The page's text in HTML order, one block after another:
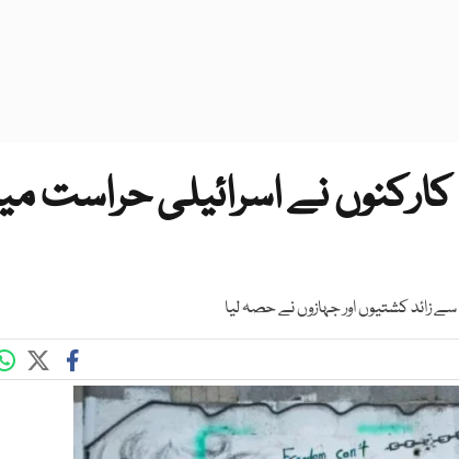
گلوبل صمود فلوٹیلا کے87 کارکنوں نے اسرائیلی